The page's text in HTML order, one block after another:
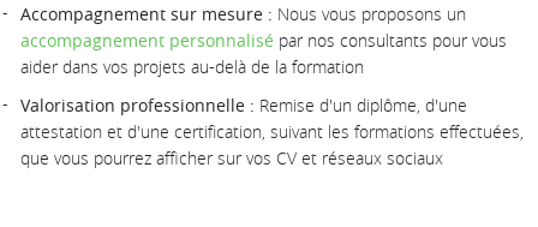
Accompagnement sur mesure : Nous vous proposons un
accompagnement personnalisé par nos consultants pour vous
aider dans vos projets au-delà de la formation
Valorisation professionnelle : Remise d'un diplôme, d'une
attestation et d'une certification, suivant les formations effectuées,
que vous pourrez afficher sur vos CV et réseaux sociaux